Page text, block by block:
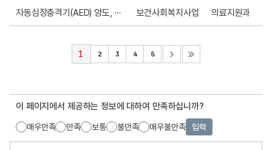
자동심장충격기(AED) 양도, 폐기,이전 신고 보건사회복지사업 의료지원과
1 2 3 4 5
이 페이지에서 제공하는 정보에 대하여 만족하십니까?
매우만족 만족 보통 불만족 매우불만족 입력